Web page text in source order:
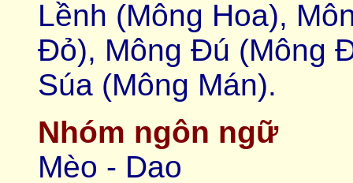
Lềnh (Mông Hoa),
Đỏ), Mông Đú (Mông
Súa (Mông Mán).
Nhóm ngôn ngữ
Mèo - Dao